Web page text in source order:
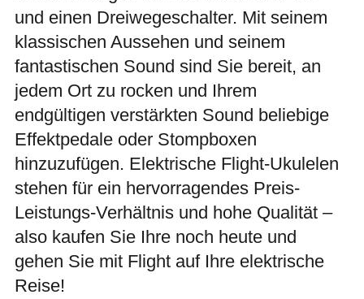
und einen Dreiwegeschalter. Mit seinem
klassischen Aussehen und seinem
fantastischen Sound sind Sie bereit, an
jedem Ort zu rocken und Ihrem
endgültigen verstärkten Sound beliebige
Effektpedale oder Stompboxen
hinzuzufügen. Elektrische Flight-Ukulelen
stehen für ein hervorragendes Preis-
Leistungs-Verhältnis und hohe Qualität –
also kaufen Sie Ihre noch heute und
gehen Sie mit Flight auf Ihre elektrische
Reise!